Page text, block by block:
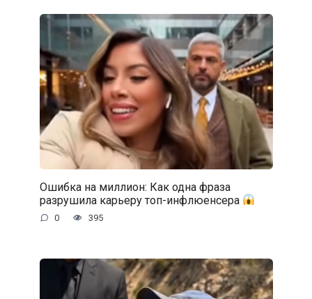
Ошибка на миллион: Как одна фраза
разрушила карьеру топ-инфлюенсера
0 395